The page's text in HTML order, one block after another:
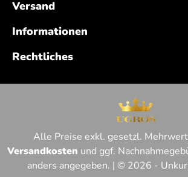
Versand
Informationen
Rechtliches
Alle Preise exkl. gesetzl.
Versandkosten und ggf.
anders angegeben. | © 2026 -